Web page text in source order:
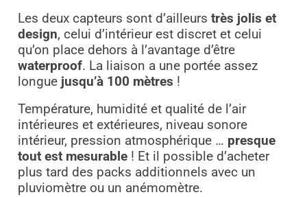
Les deux capteurs sont d’ailleurs très jolis et
design, celui d’intérieur est discret et celui
qu’on place dehors à l’avantage d’être
waterproof. La liaison a une portée assez
longue jusqu’à 100 mètres !
Température, humidité et qualité de l’air
intérieures et extérieures, niveau sonore
intérieur, pression atmosphérique … presque
tout est mesurable! Et il possible d’acheter
plus tard des packs additionnels avec un
pluviomètre ou un anémomètre.